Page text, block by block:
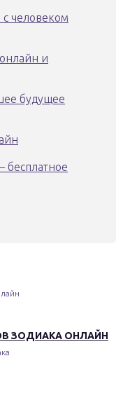
человеком
и
будущее
бесплатное
ЗОДИАКА ОНЛАЙН